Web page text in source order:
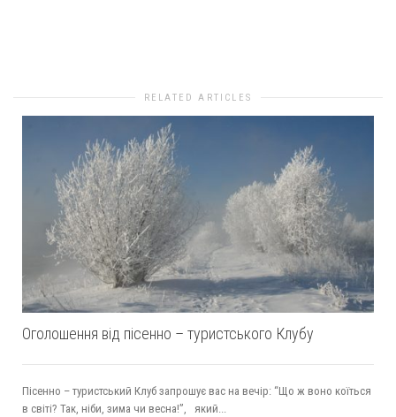
RELATED ARTICLES
Оголошення від пісенно – туристського Клубу
Пісенно – туристський Клуб запрошує вас на вечір: “Що ж воно коїться
в світі? Так, ніби, зима чи весна!”, який...